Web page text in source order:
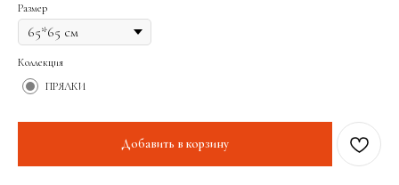
Размер
Коллекция
ПРЯЛКИ
Добавить в корзину